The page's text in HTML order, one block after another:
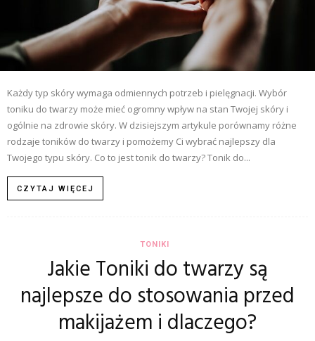
Każdy typ skóry wymaga odmiennych potrzeb i pielęgnacji. Wybór
toniku do twarzy może mieć ogromny wpływ na stan Twojej skóry i
ogólnie na zdrowie skóry. W dzisiejszym artykule porównamy różne
rodzaje toników do twarzy i pomożemy Ci wybrać najlepszy dla
Twojego typu skóry. Co to jest tonik do twarzy? Tonik do...
CZYTAJ WIĘCEJ
TONIKI
Jakie Toniki do twarzy są
najlepsze do stosowania przed
makijażem i dlaczego?